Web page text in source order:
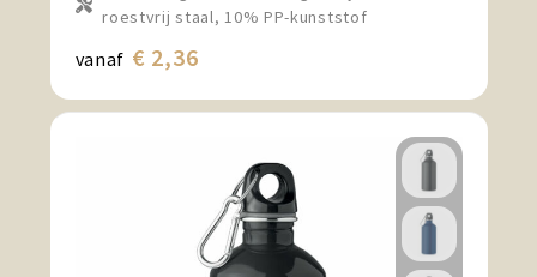
roestvrij staal, 10% PP-kunststof
vanaf € 2,36